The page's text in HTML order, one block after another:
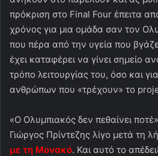
πρόκριση στο Final Four έπειτα
χρόνος για μια ομάδα σαν τον
που πέρα από την υγεία που
έχει καταφέρει να γίνει σημείο
τρόπο λειτουργίας του, όσο και
ανθρώπων που «τρέχουν» το
«Ο Ολυμπιακός δεν πεθαίνει
Γιώργος Πρίντεζης λίγο μετά τη
με τη Μονακό. Και αυτό το